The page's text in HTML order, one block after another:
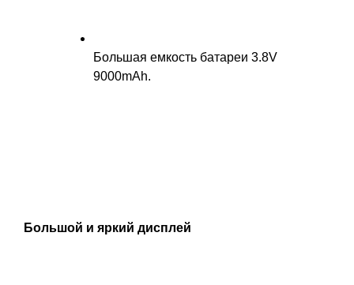
Большая емкость батареи 3.8V
9000mAh.
Большой и яркий дисплей